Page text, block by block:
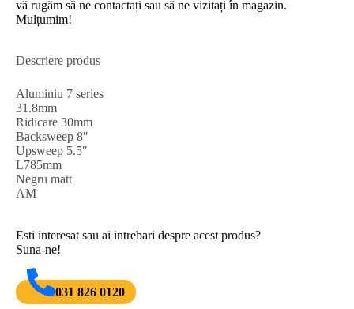
vă rugăm să ne contactați sau să ne vizitați în magazin.
Mulțumim!
Descriere produs
Aluminiu 7 series
31.8mm
Ridicare 30mm
Backsweep 8″
Upsweep 5.5″
L785mm
Negru matt
AM
Esti interesat sau ai intrebari despre acest produs?
Suna-ne!
031 826 0120